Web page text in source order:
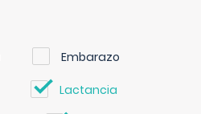
Embarazo
Lactancia